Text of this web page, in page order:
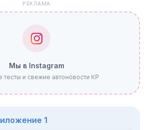
РЕКЛАМА
Мы в Instagram
тесты и свежие автоновости КР
1